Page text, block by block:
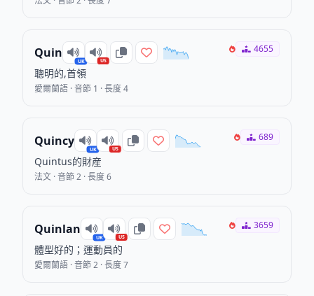
Quin
UK US
聰明的,首領
愛爾蘭語 · 音節 1 · 長度 4
4655
Quincy
UK US
Quintus的財産
法文 · 音節 2 · 長度 6
689
Quinlan
UK US
體型好的；運動員的
愛爾蘭語 · 音節 2 · 長度 7
3659